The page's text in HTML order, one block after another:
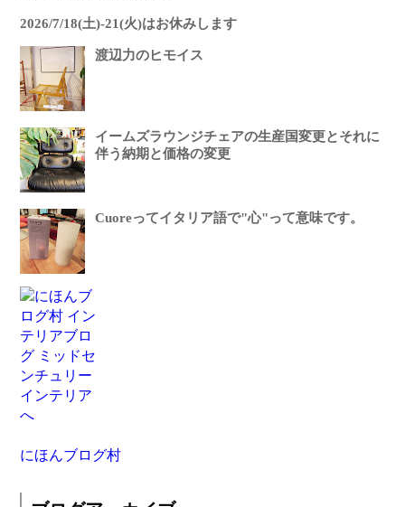
2026/7/18(土)-21(火)はお休みします
渡辺力のヒモイス
イームズラウンジチェアの生産国変更とそれに
伴う納期と価格の変更
Cuoreってイタリア語で"心"って意味です。
にほんブログ村